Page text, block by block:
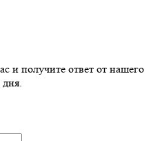
и получите ответ от нашего